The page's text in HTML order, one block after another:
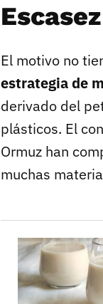
El motivo no
estrategia de
derivado del
plásticos. El
Ormuz han
muchas